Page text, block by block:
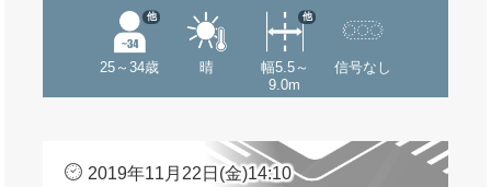
25～34歳
他
晴
幅5.5～
9.0m
他
信号なし
2019年11月22日(金)14:10